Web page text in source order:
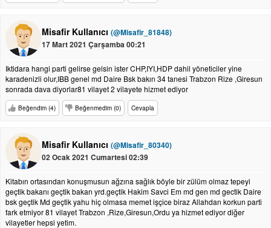
Misafir Kullanıcı (@Misafir_81848)
17 Mart 2021 Çarşamba 00:21
Iktidara hangi parti gelirse gelsin ister CHP,IYI,HDP dahil yöneticiler yine
karadenizli olur,IBB genel md Daire Bsk bakın 34 tanesi Trabzon Rize ,Giresun
sonrada dava diyorlar81 vilayet 2 vilayete hizmet ediyor
Beğendim (4) Beğenmedim (0) Cevapla
Misafir Kullanıcı (@Misafir_80340)
02 Ocak 2021 Cumartesi 02:39
Kitabın ortasından konuşmusun ağzına sağlık böyle bir zülüm olmaz tepeyi
geçtik bakanı geçtik bakan yrd.geçtik Hakim Savci Em md gen md gectik Daire
bsk geçtik Md geçtik yahu hiç olmasa memet işçice biraz Allahdan korkun parti
fark etmiyor 81 vilayet Trabzon ,Rize,Giresun,Ordu ya hizmet ediyor diğer
vilayetler hepsi yetim.